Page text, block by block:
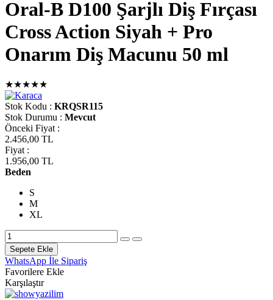
Oral-B D100 Şarjlı Diş Fırçası
Cross Action Siyah + Pro
Onarım Diş Macunu 50 ml
★★★★★
Stok Kodu : KRQSR115
Stok Durumu : Mevcut
Önceki Fiyat :
2.456,00 TL
Fiyat :
1.956,00 TL
Beden
S
M
XL
Sepete Ekle
WhatsApp İle Sipariş
Favorilere Ekle
Karşılaştır